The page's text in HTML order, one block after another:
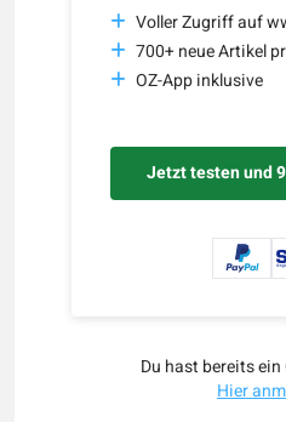
Voller Zugriff auf
700+ neue Artikel
OZ-App inklusive
Jetzt testen und
Du hast bereits ein
Hier